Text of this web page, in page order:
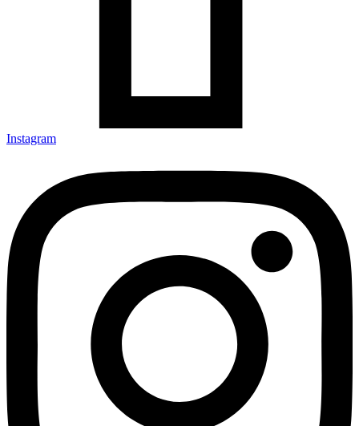
Instagram